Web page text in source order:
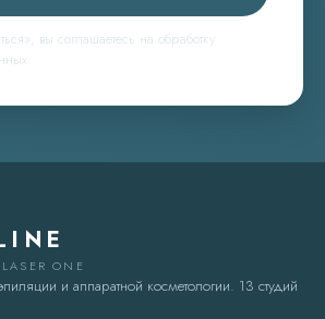
вы соглашаетесь на обработку
ONE
и аппаратной косметологии. 13 студий